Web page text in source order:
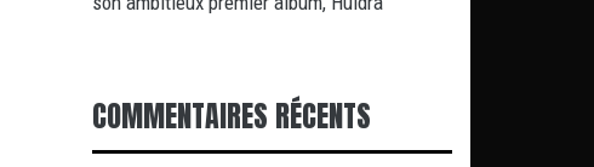
COMMENTAIRES RÉCENTS